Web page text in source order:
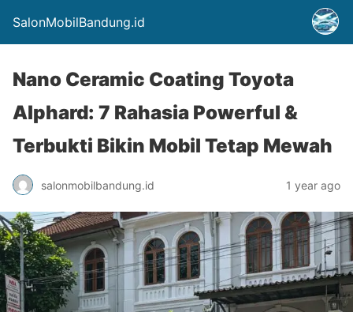
SalonMobilBandung.id
Nano Ceramic Coating Toyota
Alphard: 7 Rahasia Powerful &
Terbukti Bikin Mobil Tetap Mewah
salonmobilbandung.id 1 year ago